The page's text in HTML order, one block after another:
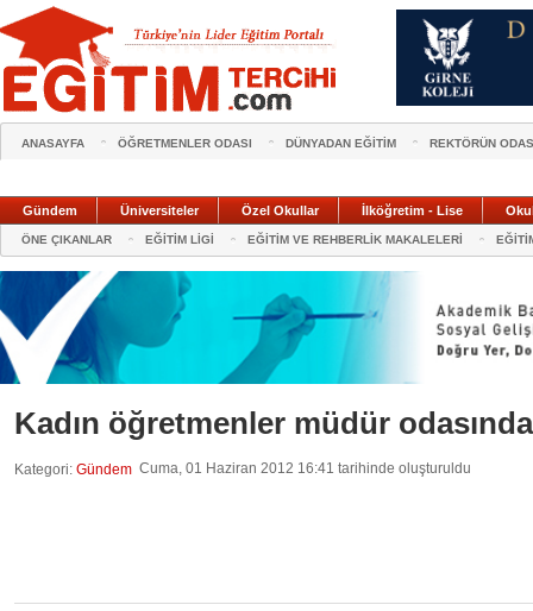
ANASAYFA ÖĞRETMENLER ODASI DÜNYADAN EĞİTİM REKTÖRÜN
Gündem Üniversiteler Özel Okullar İlköğretim - Lise
ÖNE ÇIKANLAR EĞİTİM LİGİ EĞİTİM VE REHBERLİK MAKALELERİ
Kadın öğretmenler müdür
Kategori: Gündem Cuma, 01 Haziran 2012 16:41 tarihinde oluşturuldu